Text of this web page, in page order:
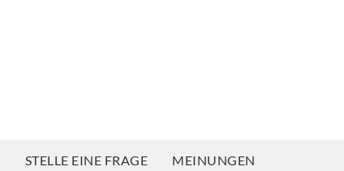
STELLE EINE FRAGE MEINUNGEN